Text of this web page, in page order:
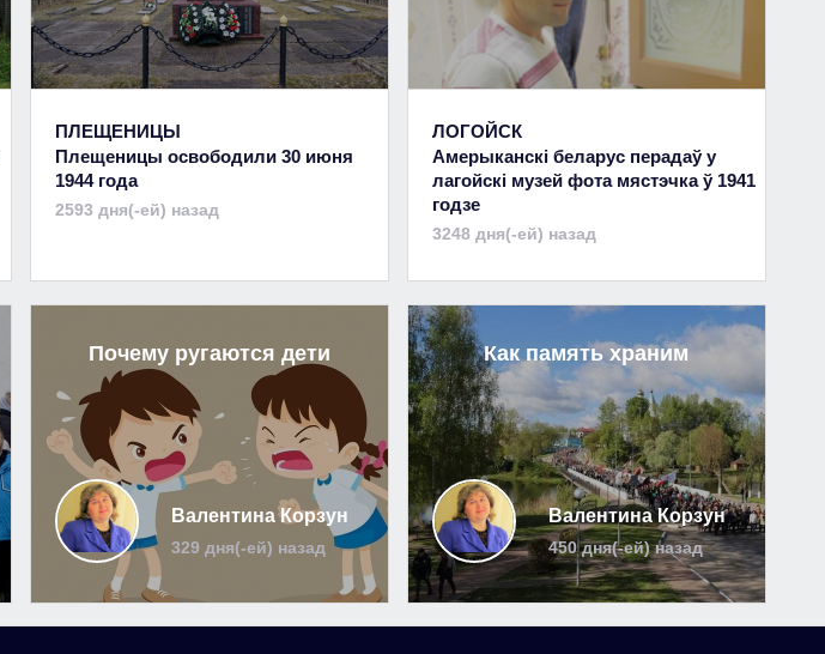
ПЛЕЩЕНИЦЫ
Плещеницы освободили 30 июня
1944 года
2593 дня(-ей) назад
ЛОГОЙСК
Амерыканскі беларус перадаў у
лагойскі музей фота мястэчка ў 1941
годзе
3248 дня(-ей) назад
Почему ругаются дети
Валентина Корзун
329 дня(-ей) назад
Как память храним
Валентина Корзун
450 дня(-ей) назад